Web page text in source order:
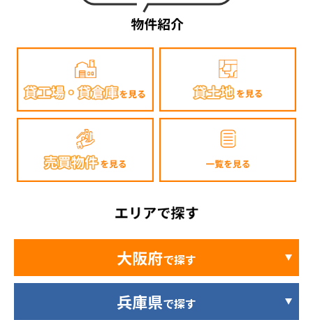
大阪府で探す
兵庫県で探す